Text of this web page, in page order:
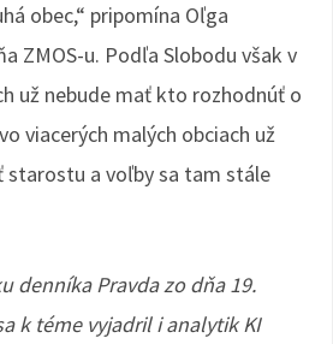
obec,“ pripomína Oľga
ZMOS-u. Podľa Slobodu však v
už nebude mať kto rozhodnúť o
viacerých malých obciach už
starostu a voľby sa tam stále
denníka Pravda zo dňa 19.
k téme vyjadril i analytik KI